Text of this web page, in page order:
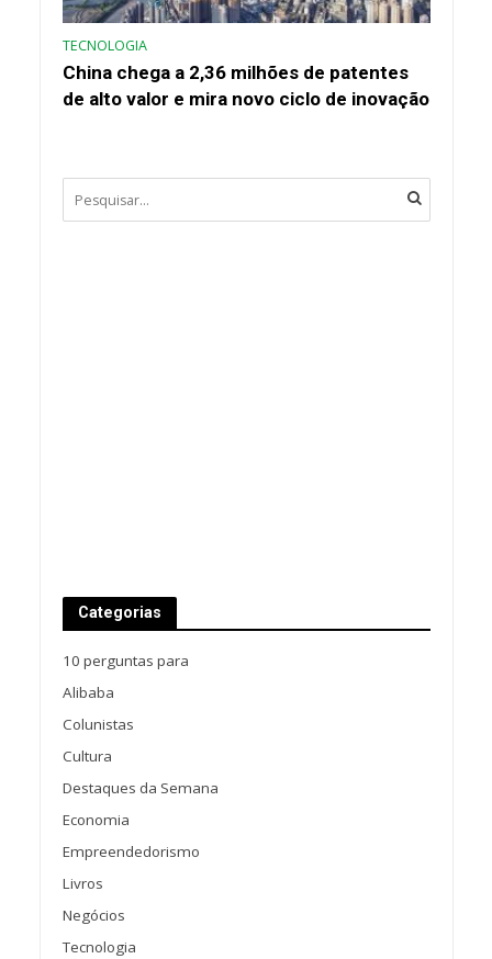
TECNOLOGIA
China chega a 2,36 milhões de patentes
de alto valor e mira novo ciclo de inovação
Categorias
10 perguntas para
Alibaba
Colunistas
Cultura
Destaques da Semana
Economia
Empreendedorismo
Livros
Negócios
Tecnologia